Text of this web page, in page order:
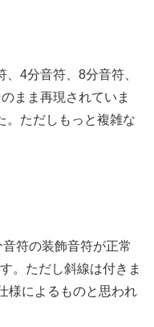
4分音符、8分音符、
まま再現されていま
。ただしもっと複雑な
符の装飾音符が正常
。ただし斜線は付きま
様によるものと思われ